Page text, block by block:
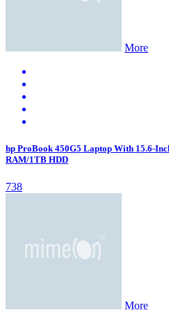
More
hp ProBook 450G5 Laptop With 15.6-
RAM/1TB HDD
738
More